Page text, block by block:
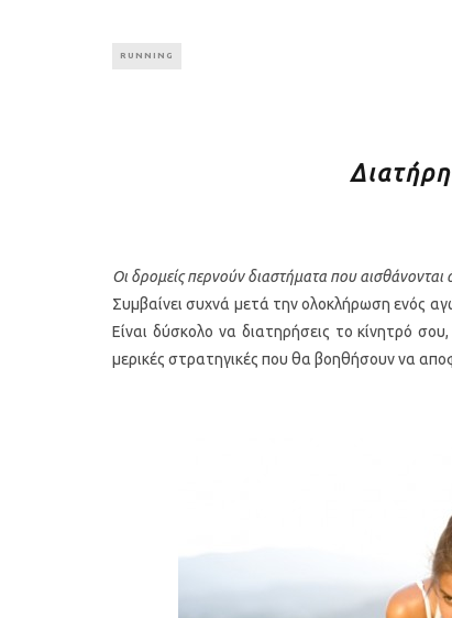
RUNNING
Οι δρομείς περνούν διαστήματα που αισθάνονται
Συμβαίνει συχνά μετά την ολοκλήρωση ενός
Είναι δύσκολο να διατηρήσεις το κίνητρό
μερικές στρατηγικές που θα βοηθήσουν να